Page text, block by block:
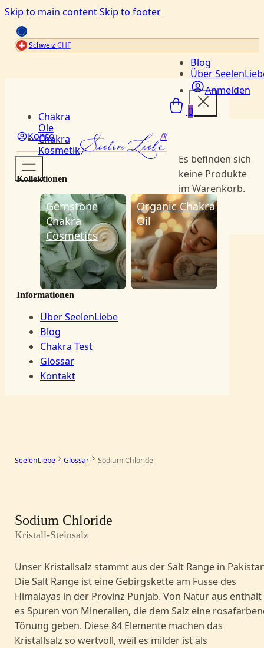
Skip to main contentSkip to footer
SchweizCHF
Chakra
Öle
Chakra
Kosmetik
Blog
Über
Anmelden
0
Es befinden sich
keine Produkte
im Warenkorb.
Konto Anmelden
Kollektionen
Gemstone
Chakra
Cosmetics
Organic Chakra
Oil
Informationen
Über SeelenLiebe
Blog
Chakra Test
Glossar
Kontakt
SeelenLiebe Glossar Sodium Chloride
Sodium Chloride–
Kristall-Steinsalz
Unser Kristallsalz stammt aus der Salt Range in
Die Salt Range ist eine Gebirgskette am Fusse des
Himalayas in der Provinz Punjab. Von Natur aus enthält
es Spuren von Mineralien, die dem Salz eine
Tönung geben. Diese 84 Elemente machen das
Kristallsalz so wertvoll, weil es milder ist als